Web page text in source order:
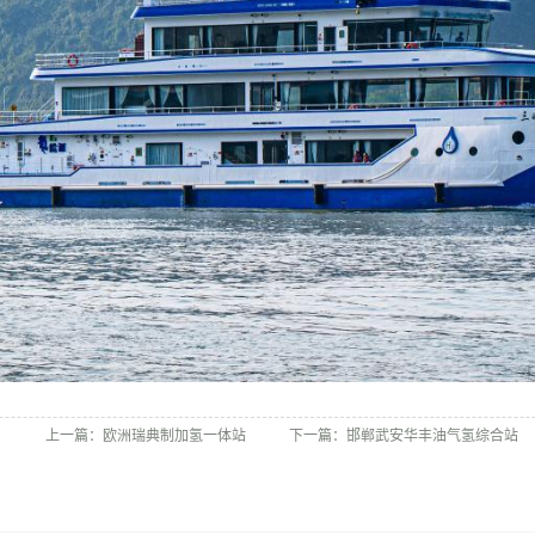
上一篇： 欧洲瑞典制加氢一体站 下一篇： 邯郸武安华丰油气氢综合站